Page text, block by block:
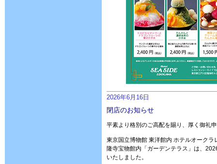
2026年6月16日
閉店のお知らせ
平素より格別のご高配を賜り、厚く御礼
東京国立博物館 東洋館内 ホテルオークラ
隆寺宝物館内「ガーデンテラス」は、
いたしました。